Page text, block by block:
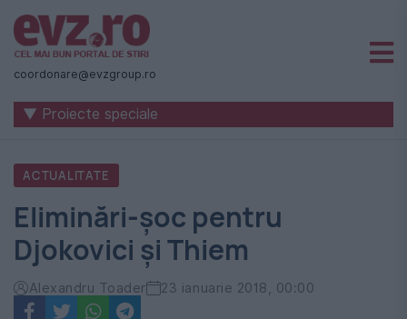
Știri
naționale
internaționale
România
-
Evenimentul
Zilei
coordonare@evzgroup.ro
▼ Proiecte speciale
ACTUALITATE
Eliminări-șoc pentru
Djokovici și Thiem
Alexandru Toader 23 ianuarie 2018, 00:00